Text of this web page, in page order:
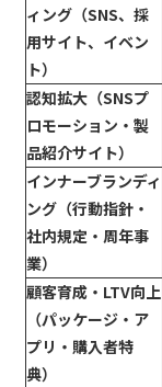
ィング（SNS、採
用サイト、イベン
ト）
認知拡大（SNSプ
ロモーション・製
品紹介サイト）
インナーブランディ
ング（行動指針・
社内規定・周年事
業）
顧客育成・LTV向上
（パッケージ・ア
プリ・購入者特
典）